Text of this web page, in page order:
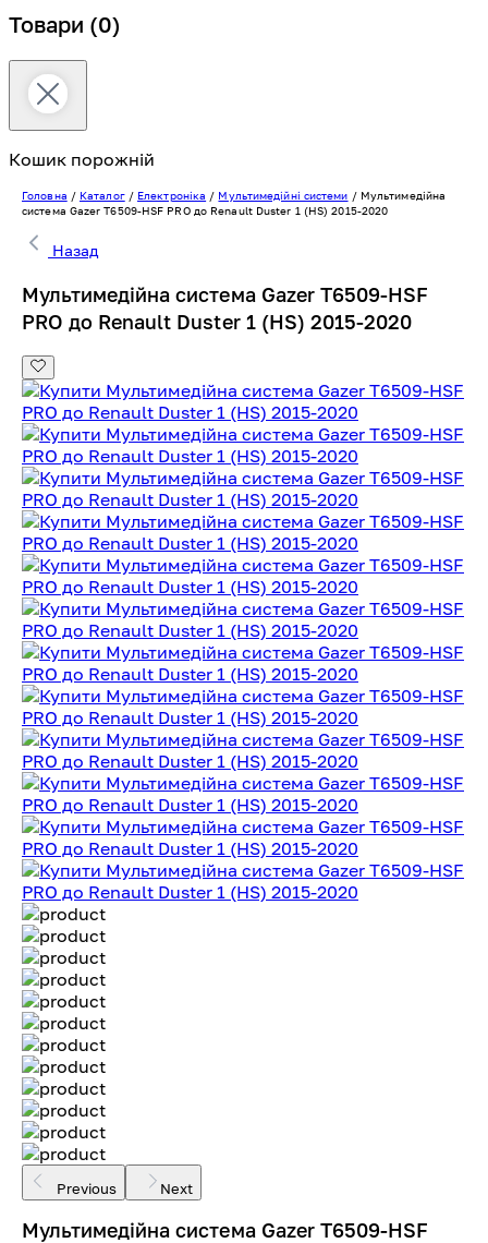
Товари (0)
Кошик порожній
Головна / Каталог/ Електроніка / Мультимедійні системи / Мультимедійна
система Gazer T6509-HSF PRO до Renault Duster 1 (HS) 2015-2020
Назад
Мультимедійна система Gazer T6509-HSF
PRO до Renault Duster 1 (HS) 2015-2020
Previous Next
Мультимедійна система Gazer T6509-HSF